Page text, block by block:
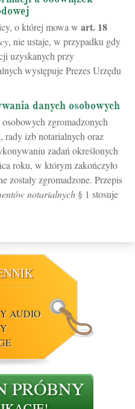
o której mowa w art. 18
, nie ustaje, w przypadku gdy
uzyskanych przy
występuje Prezes Urzędu
danych osobowych
zgromadzonych
rady izb notarialnych oraz
zadań określonych
roku, w którym zakończyło
zostały zgromadzone. Przepis
notarialnych § 1 stosuje
AUDIO